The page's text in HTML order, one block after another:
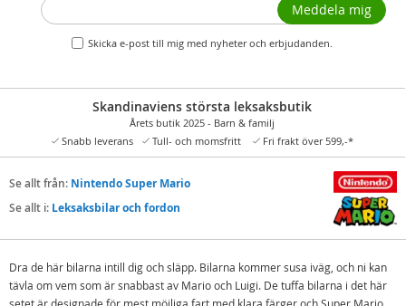
Skicka e-post till mig med nyheter och erbjudanden.
Meddela mig
Skandinaviens största leksaksbutik
Årets butik 2025 - Barn & familj
Snabb leverans
Tull- och momsfritt Fri frakt över 599,-*
Se allt från: Nintendo Super Mario
Se allt i: Leksaksbilar och fordon
Dra de här bilarna intill dig och släpp. Bilarna kommer susa iväg, och ni kan
tävla om vem som är snabbast av Mario och Luigi. De tuffa bilarna i det här
setet är designade för mest möjliga fart med klara färger och Super Mario